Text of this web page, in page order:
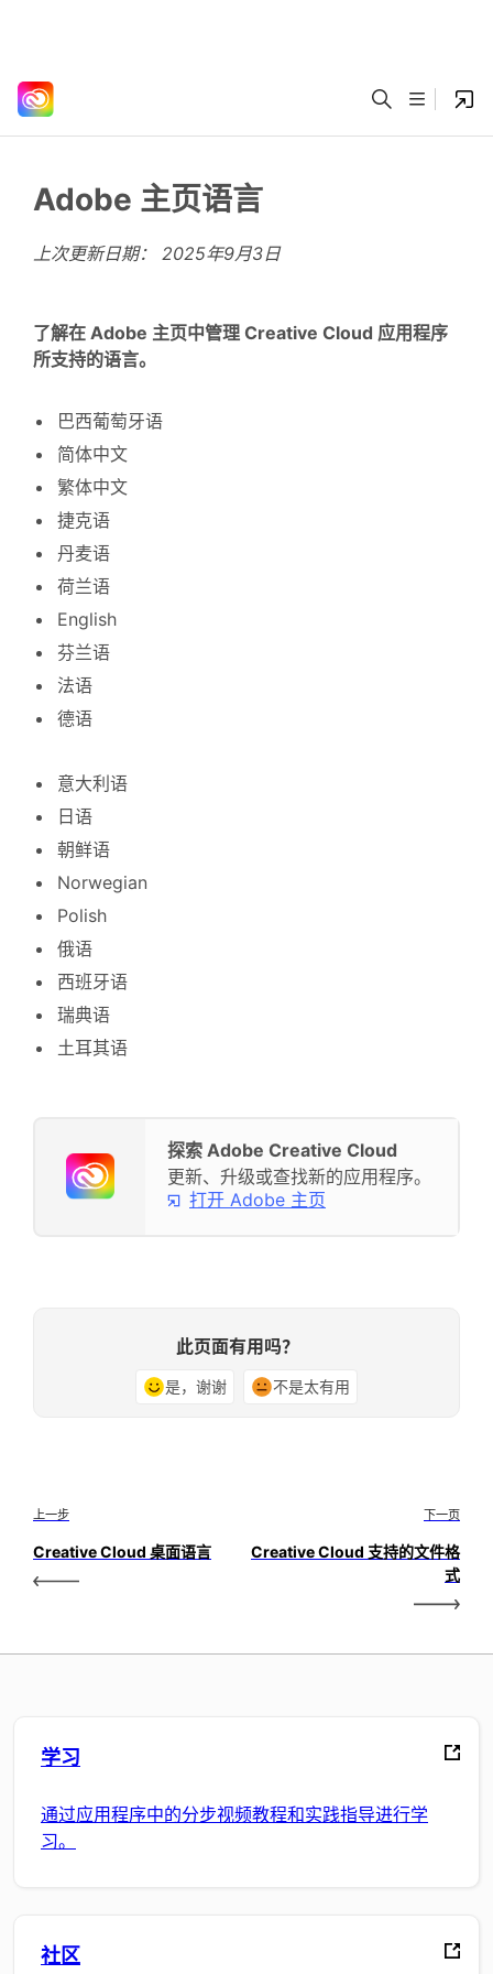
Adobe 主页语言
上次更新日期： 2025年9月3日
了解在 Adobe 主页中管理 Creative Cloud 应用程序
所支持的语言。
巴西葡萄牙语
简体中文
繁体中文
捷克语
丹麦语
荷兰语
English
芬兰语
法语
德语
意大利语
日语
朝鲜语
Norwegian
Polish
俄语
西班牙语
瑞典语
土耳其语
探索 Adobe Creative Cloud
更新、升级或查找新的应用程序。
打开 Adobe 主页
此页面有用吗？
是，谢谢 不是太有用
上一步
Creative Cloud 桌面语言
下一页
Creative Cloud 支持的文件格
式
学习
通过应用程序中的分步视频教程和实践指导进行学
习。
社区